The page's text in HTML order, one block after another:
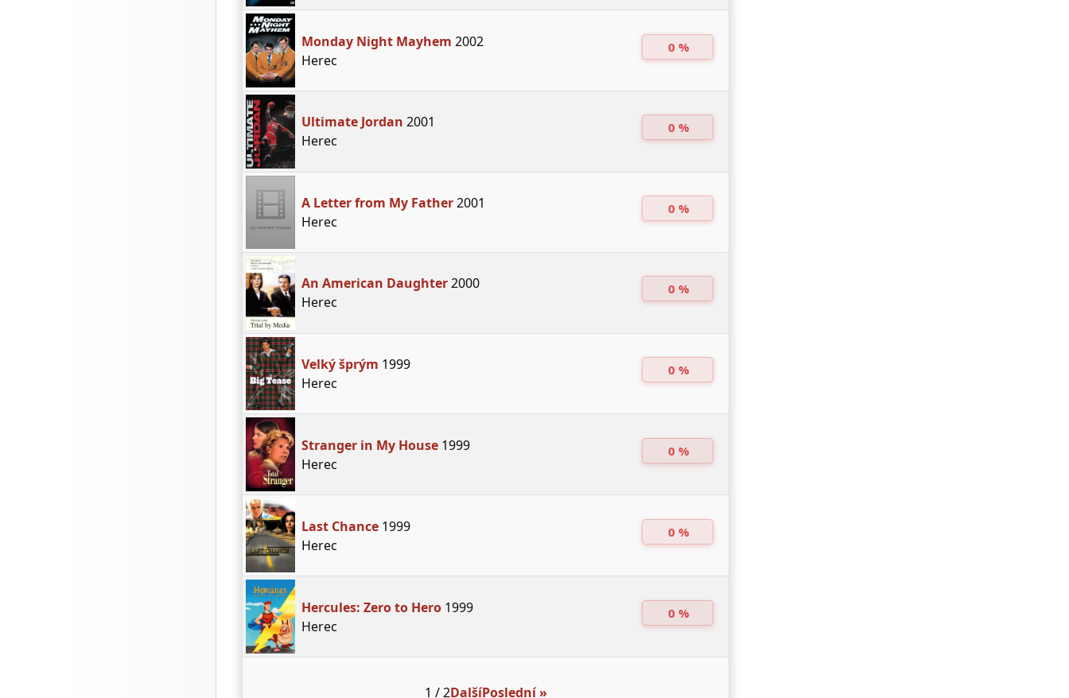
Monday Night Mayhem 2002
Herec
0 %
Ultimate Jordan 2001
Herec
0 %
A Letter from My Father2001
Herec
0 %
An American Daughter2000
Herec
0 %
Velký šprým 1999
Herec
0 %
Stranger in My House1999
Herec
0 %
Last Chance1999
Herec
0 %
Hercules: Zero to Hero1999
Herec
0 %
1 / 2DalšíPoslední »